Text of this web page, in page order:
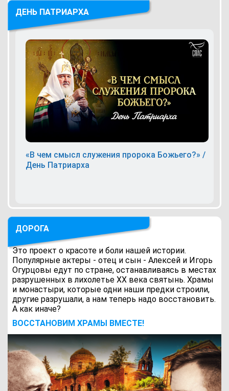
ДЕНЬ ПАТРИАРХА
«В чем смысл служения пророка Божьего?» /
День Патриарха
ДОРОГА
Это проект о красоте и боли нашей истории.
Популярные актеры - отец и сын - Алексей и Игорь
Огурцовы едут по стране, останавливаясь в местах
разрушенных в лихолетье ХХ века святынь. Храмы
и монастыри, которые одни наши предки строили,
другие разрушали, а нам теперь надо восстановить.
А как иначе?
ВОCСТАНОВИМ ХРАМЫ ВМЕСТЕ!